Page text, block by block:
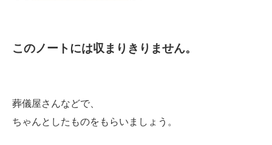
このノートには収まりきりません。
葬儀屋さんなどで、
ちゃんとしたものをもらいましょう。